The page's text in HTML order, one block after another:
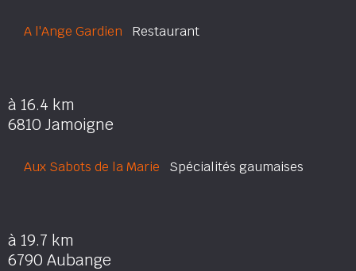
A l'Ange Gardien Restaurant
à 16.4 km
6810 Jamoigne
Aux Sabots de la Marie Spécialités gaumaises
à 19.7 km
6790 Aubange